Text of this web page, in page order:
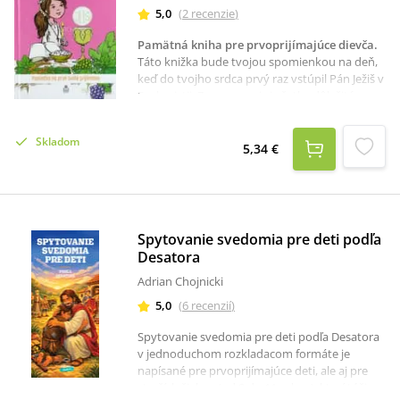
5,0 (2 recenzie)
Pamätná kniha pre prvoprijímajúce dievča.
Táto knižka bude tvojou spomienkou na deň,
keď do tvojho srdca prvý raz vstúpil Pán Ježiš v
Eucharistii. Zaznamenaj si všetky dôležité
Skladom 5,34 €
Spytovanie svedomia pre deti podľa
Desatora
Adrian Chojnicki
5,0 (6 recenzií)
Spytovanie svedomia pre deti podľa Desatora
v jednoduchom rozkladacom formáte je
napísané pre prvoprijímajúce deti, ale aj pre